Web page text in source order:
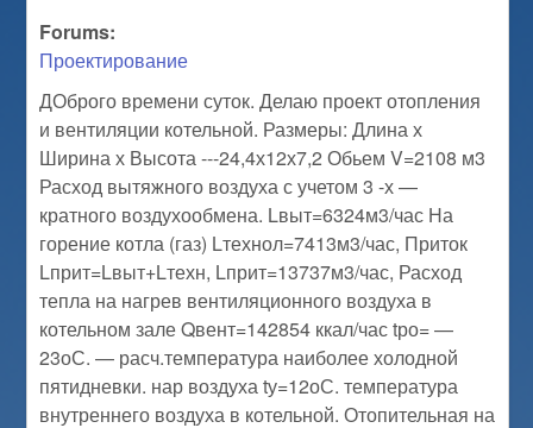
Forums:
Проектирование
ДОброго времени суток. Делаю проект отопления
и вентиляции котельной. Размеры: Длина х
Ширина х Высота ---24,4х12х7,2 Обьем V=2108 м3
Расход вытяжного воздуха с учетом 3 -х —
кратного воздухообмена. Lвыт=6324м3/час На
горение котла (газ) Lтехнол=7413м3/час, Приток
Lприт=Lвыт+Lтехн, Lприт=13737м3/час, Расход
тепла на нагрев вентиляционного воздуха в
котельном зале Qвент=142854 ккал/час tро= —
23оС. — расч.температура наиболее холодной
пятидневки. нар воздуха tу=12оС. температура
внутреннего воздуха в котельной. Отопительная на